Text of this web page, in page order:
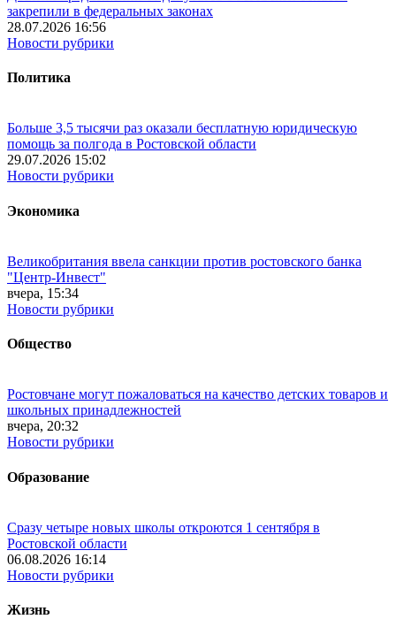
закрепили в федеральных законах
28.07.2026 16:56
Новости рубрики
Политика
Больше 3,5 тысячи раз оказали бесплатную юридическую
помощь за полгода в Ростовской области
29.07.2026 15:02
Новости рубрики
Экономика
Великобритания ввела санкции против ростовского банка
"Центр-Инвест"
вчера, 15:34
Новости рубрики
Общество
Ростовчане могут пожаловаться на качество детских товаров и
школьных принадлежностей
вчера, 20:32
Новости рубрики
Образование
Сразу четыре новых школы откроются 1 сентября в
Ростовской области
06.08.2026 16:14
Новости рубрики
Жизнь